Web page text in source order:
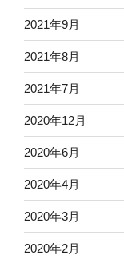
2021年9月
2021年8月
2021年7月
2020年12月
2020年6月
2020年4月
2020年3月
2020年2月